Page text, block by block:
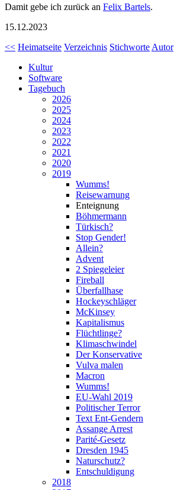
Damit gebe ich zurück an Felix Bartels.
15.12.2023
<< Heimatseite Verzeichnis Stichworte Autor
Kultur
Software
Tagebuch
2026
2025
2024
2023
2022
2021
2020
2019
Wumms!
Reisewarnung
Enteignung
Böhmermann
Türkisch?
Stop Gender!
Allein?
Advent
2 Spiegeleier
Fireball
Überfallhase
Hockeyschläger
McKinsey
Kapitalismus
Flüchtlinge?
Klimaschwindel
Der Konservative
Vulva malen
Macron
Wumms!
EU-Wahl 2019
Politischer Terror
Text Ent-Gendern
Assange Arrest
Parité-Gesetz
Dresden 1945
Naturschutz?
Entschuldigung
2018